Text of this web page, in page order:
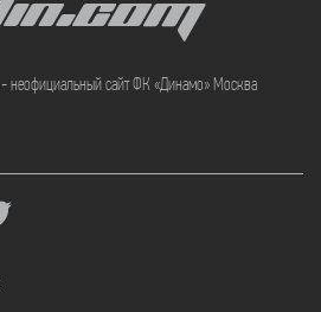
неофициальный сайт ФК «Динамо» Москва